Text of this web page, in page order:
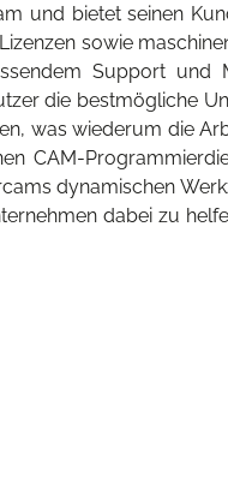
und bietet seinen
sowie
Support und
die bestmögliche
was wiederum die
CAM-
dynamischen
dabei zu